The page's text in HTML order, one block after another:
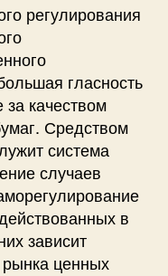
регулирования
гласность
качеством
Средством
система
случаев
в
зависит
ценных